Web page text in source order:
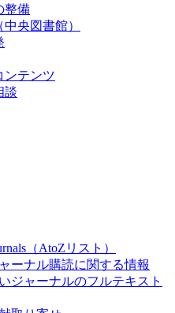
整備
央図書館）
ンテンツ
談
（AtoZリスト）
ーナル購読に関する情報
ジャーナルのフルテキスト